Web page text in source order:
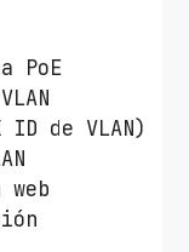
PoE
de VLAN)